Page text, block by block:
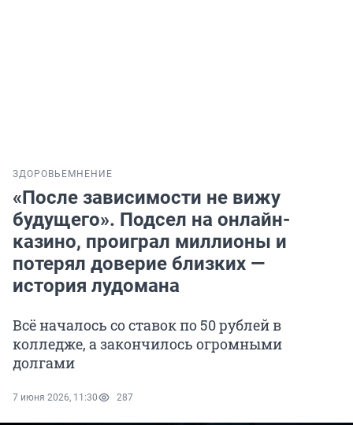
ЗДОРОВЬЕ МНЕНИЕ
«После зависимости не вижу
будущего». Подсел на онлайн-
казино, проиграл миллионы и
потерял доверие близких —
история лудомана
Всё началось со ставок по 50 рублей в
колледже, а закончилось огромными
долгами
7 июня 2026, 11:30 287